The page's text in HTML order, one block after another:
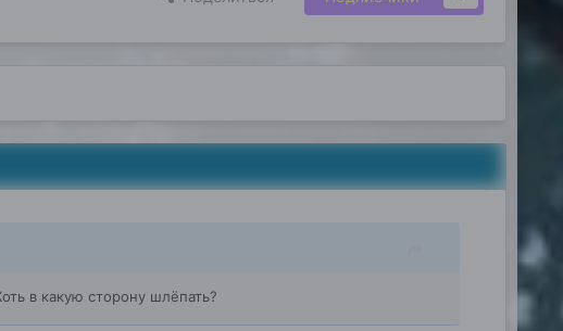
в какую сторону шлёпать?